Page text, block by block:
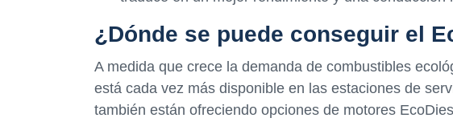
¿Dónde se puede conseguir el
A medida que crece la demanda de combustibles
está cada vez más disponible en las estaciones de
también están ofreciendo opciones de motores